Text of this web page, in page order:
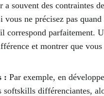
a souvent des contraintes
ne précisez pas
correspond parfaitement.
et montrer que vous
: Par exemple, en
softskills différenciantes,